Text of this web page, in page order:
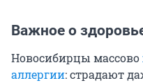
Важное о
Новосибирцы массово
аллергии: страдают